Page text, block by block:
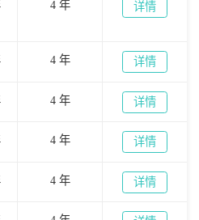
4 年 详情
4 年 详情
4 年 详情
4 年 详情
4 年 详情